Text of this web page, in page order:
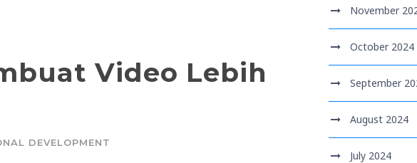
Video Lebih
DEVELOPMENT
November
October 2024
September
August 2024
July 2024